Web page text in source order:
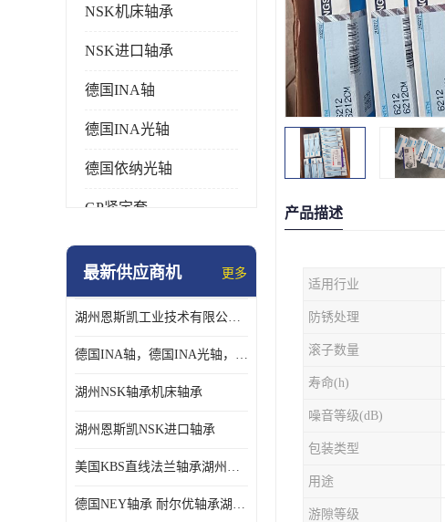
NSK机床轴承
NSK进口轴承
德国INA轴
德国INA光轴
德国依纳光轴
GP紧定套
SKF轴承
日本NSK进口轴承
德国INA进口轴承
最新供应商机 更多
湖州恩斯凯工业技术有限公司 湖州NSK轴承
德国INA轴，德国INA光轴，德国依纳光轴
湖州NSK轴承机床轴承
湖州恩斯凯NSK进口轴承
美国KBS直线法兰轴承湖州KBS轴承
德国NEY轴承 耐尔优轴承湖州代理商
产品描述
适用行业
防锈处理
滚子数量
寿命(h)
噪音等级(dB)
包装类型
用途
游隙等级